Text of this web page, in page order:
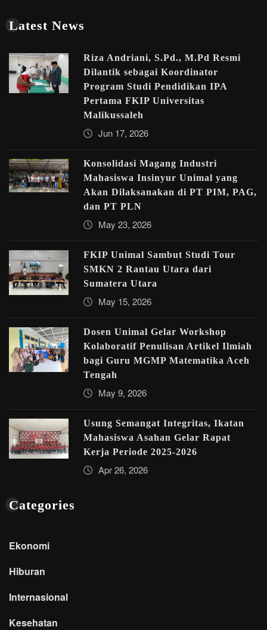
Latest News
Riza Andriani, S.Pd., M.Pd Resmi
Dilantik sebagai Koordinator
Program Studi Pendidikan IPA
Pertama FKIP Universitas
Malikussaleh
Jun 17, 2026
Konsolidasi Magang Industri
Mahasiswa Insinyur Unimal yang
Akan Dilaksanakan di PT PIM, PAG,
dan PT PLN
May 23, 2026
FKIP Unimal Sambut Studi Tour
SMKN 2 Rantau Utara dari
Sumatera Utara
May 15, 2026
Dosen Unimal Gelar Workshop
Kolaboratif Penulisan Artikel Ilmiah
bagi Guru MGMP Matematika Aceh
Tengah
May 9, 2026
Usung Semangat Integritas, Ikatan
Mahasiswa Asahan Gelar Rapat
Kerja Periode 2025-2026
Apr 26, 2026
Categories
Ekonomi
Hiburan
Internasional
Kesehatan